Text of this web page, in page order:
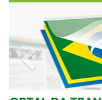
Previous